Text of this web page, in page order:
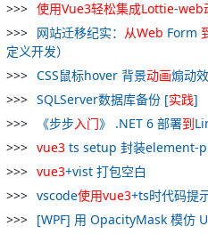
使用Vue3轻松集成Lottie-web
网站迁移纪实： 从Web Form
定义开发）
CSS鼠标hover 背景动画煽动
SQLServer数据库备份 [实践]
《步步入门》 .NET 6 部署到
vue3 ts setup 封装element-
vue3+vist 打包空白
vscode使用vue3+ts时代码提
[WPF] 用 OpacityMask 模仿